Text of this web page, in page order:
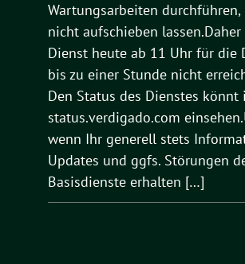
Wartungsarbeiten durchführen,
nicht aufschieben
Dienst heute ab 11 Uhr für die
bis zu einer Stunde nicht
Den Status des Dienstes könnt
status.verdigado.com
wenn Ihr generell stets
Updates und ggfs. Störungen
Basisdienste erhalten […]